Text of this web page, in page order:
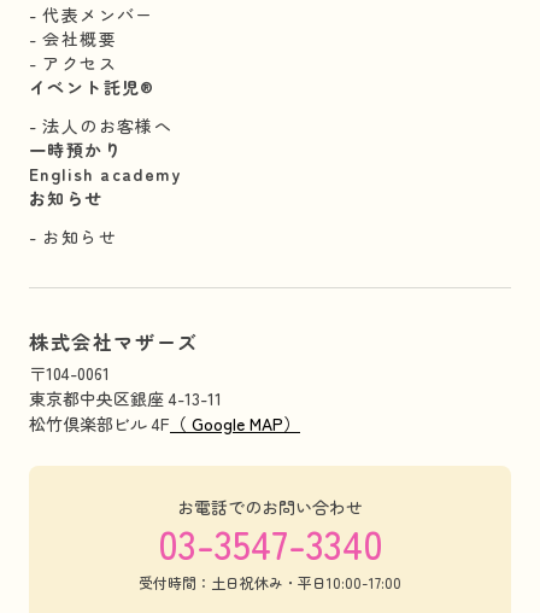
代表メンバー
会社概要
アクセス
イベント託児®︎
法人のお客様へ
一時預かり
English academy
お知らせ
お知らせ
株式会社マザーズ
〒104-0061
東京都中央区銀座 4-13-11
松竹倶楽部ビル 4F （ Google MAP）
お電話でのお問い合わせ
03-3547-3340
受付時間：土日祝休み・平日10:00-17:00